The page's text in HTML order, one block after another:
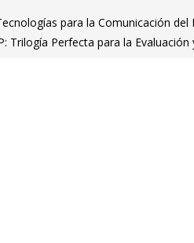
para la Comunicación del
Trilogía Perfecta para la